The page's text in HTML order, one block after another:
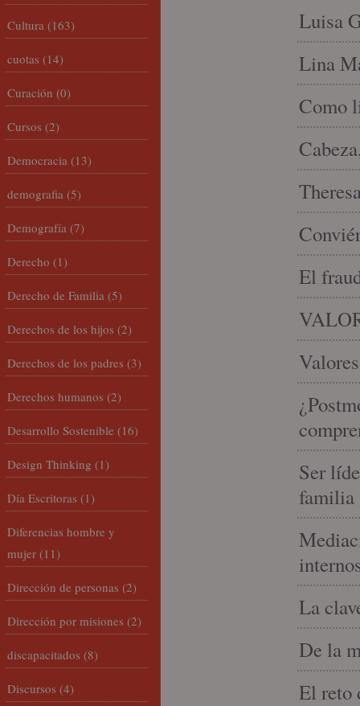
Luisa
Lina
Como
El
Ser
familia
La
De la
El reto
Cultura (163)
cuotas (14)
Curación (0)
Cursos (2)
Democracia (13)
demografia (5)
Demografía (7)
Derecho (1)
Derecho de Familia (5)
Derechos de los hijos (2)
Derechos de los padres (3)
Derechos humanos (2)
Desarrollo Sostenible (16)
Design Thinking (1)
Día Escritoras (1)
Diferencias hombre y
mujer (11)
Dirección de personas (2)
Dirección por misiones (2)
discapacitados (8)
Discursos (4)